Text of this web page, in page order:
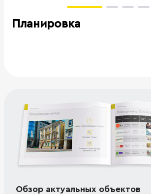
Планировка
Обзор актуальных объектов